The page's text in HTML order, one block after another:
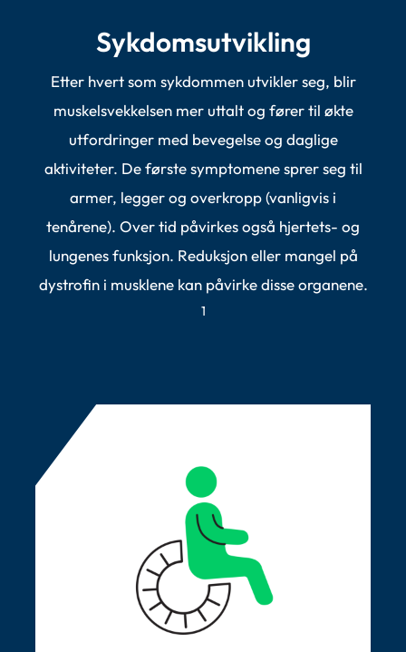
Sykdomsutvikling
Etter hvert som sykdommen utvikler seg, blir
muskelsvekkelsen mer uttalt og fører til økte
utfordringer med bevegelse og daglige
aktiviteter. De første symptomene sprer seg til
armer, legger og overkropp (vanligvis i
tenårene). Over tid påvirkes også hjertets- og
lungenes funksjon. Reduksjon eller mangel på
dystrofin i musklene kan påvirke disse organene.
1